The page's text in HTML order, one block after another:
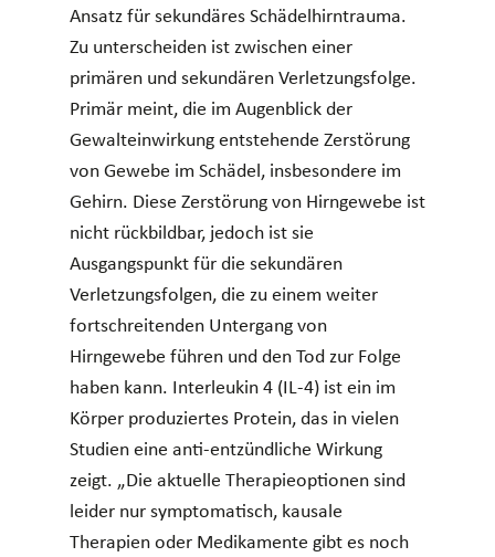
Ansatz für sekundäres Schädelhirntrauma.
Zu unterscheiden ist zwischen einer
primären und sekundären Verletzungsfolge.
Primär meint, die im Augenblick der
Gewalteinwirkung entstehende Zerstörung
von Gewebe im Schädel, insbesondere im
Gehirn. Diese Zerstörung von Hirngewebe ist
nicht rückbildbar, jedoch ist sie
Ausgangspunkt für die sekundären
Verletzungsfolgen, die zu einem weiter
fortschreitenden Untergang von
Hirngewebe führen und den Tod zur Folge
haben kann. Interleukin 4 (IL-4) ist ein im
Körper produziertes Protein, das in vielen
Studien eine anti-entzündliche Wirkung
zeigt. „Die aktuelle Therapieoptionen sind
leider nur symptomatisch, kausale
Therapien oder Medikamente gibt es noch